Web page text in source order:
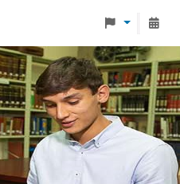
Monteávila